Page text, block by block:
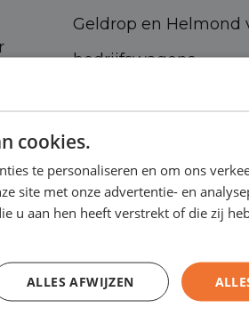
Geldrop en Helmond
bedrijfswagens.
Havenstraat 28,
Emopad 29, 5663
Varenschut 7,
Van maandag tot en
zaterdag van 09:00
cookies.
te personaliseren en om ons
site met onze advertentie- en
u aan hen heeft verstrekt of die zij
ALLES AFWIJZEN